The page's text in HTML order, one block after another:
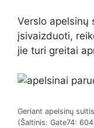
Verslo apelsinų
įsivaizduoti,
jie turi greitai
Geriant apelsinų
(Šaltinis: Gate74: